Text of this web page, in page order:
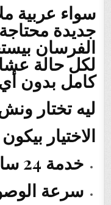
جديدة
الفرسان
لكل حالة
كامل بدون
ليه تختار
الاختيار
خدمة 24 ساعة بدون توقف
سرعة